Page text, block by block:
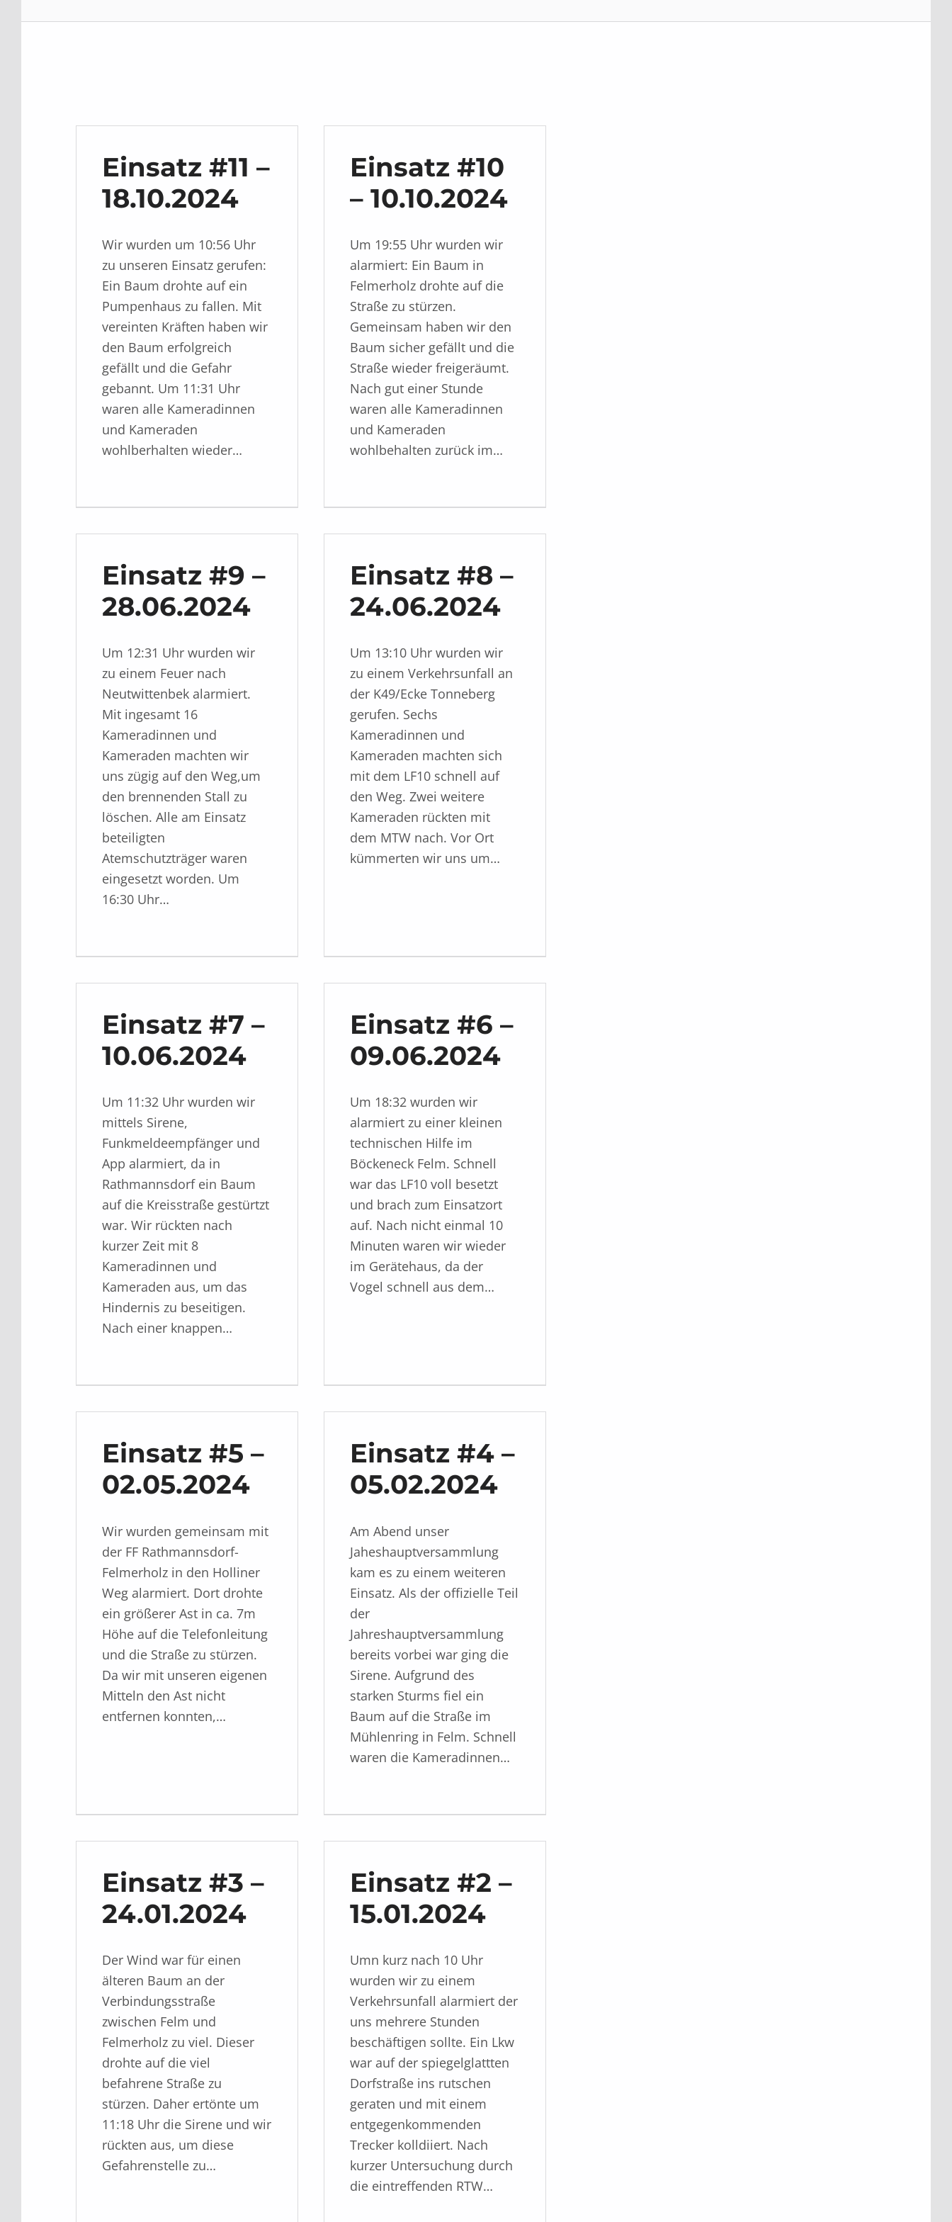
Einsatz #11 –
18.10.2024
Wir wurden um 10:56 Uhr
zu unseren Einsatz gerufen:
Ein Baum drohte auf ein
Pumpenhaus zu fallen. Mit
vereinten Kräften haben wir
den Baum erfolgreich
gefällt und die Gefahr
gebannt. Um 11:31 Uhr
waren alle Kameradinnen
und Kameraden
wohlberhalten wieder…
Einsatz #10
– 10.10.2024
Um 19:55 Uhr wurden wir
alarmiert: Ein Baum in
Felmerholz drohte auf die
Straße zu stürzen.
Gemeinsam haben wir den
Baum sicher gefällt und die
Straße wieder freigeräumt.
Nach gut einer Stunde
waren alle Kameradinnen
und Kameraden
wohlbehalten zurück im…
Einsatz #9 –
28.06.2024
Um 12:31 Uhr wurden wir
zu einem Feuer nach
Neutwittenbek alarmiert.
Mit ingesamt 16
Kameradinnen und
Kameraden machten wir
uns zügig auf den Weg,um
den brennenden Stall zu
löschen. Alle am Einsatz
beteiligten
Atemschutzträger waren
eingesetzt worden. Um
16:30 Uhr…
Einsatz #8 –
24.06.2024
Um 13:10 Uhr wurden wir
zu einem Verkehrsunfall an
der K49/Ecke Tonneberg
gerufen. Sechs
Kameradinnen und
Kameraden machten sich
mit dem LF10 schnell auf
den Weg. Zwei weitere
Kameraden rückten mit
dem MTW nach. Vor Ort
kümmerten wir uns um…
Einsatz #7 –
10.06.2024
Um 11:32 Uhr wurden wir
mittels Sirene,
Funkmeldeempfänger und
App alarmiert, da in
Rathmannsdorf ein Baum
auf die Kreisstraße gestürtzt
war. Wir rückten nach
kurzer Zeit mit 8
Kameradinnen und
Kameraden aus, um das
Hindernis zu beseitigen.
Nach einer knappen…
Einsatz #6 –
09.06.2024
Um 18:32 wurden wir
alarmiert zu einer kleinen
technischen Hilfe im
Böckeneck Felm. Schnell
war das LF10 voll besetzt
und brach zum Einsatzort
auf. Nach nicht einmal 10
Minuten waren wir wieder
im Gerätehaus, da der
Vogel schnell aus dem…
Einsatz #5 –
02.05.2024
Wir wurden gemeinsam mit
der FF Rathmannsdorf-
Felmerholz in den Holliner
Weg alarmiert. Dort drohte
ein größerer Ast in ca. 7m
Höhe auf die Telefonleitung
und die Straße zu stürzen.
Da wir mit unseren eigenen
Mitteln den Ast nicht
entfernen konnten,…
Einsatz #4 –
05.02.2024
Am Abend unser
Jaheshauptversammlung
kam es zu einem weiteren
Einsatz. Als der offizielle Teil
der
Jahreshauptversammlung
bereits vorbei war ging die
Sirene. Aufgrund des
starken Sturms fiel ein
Baum auf die Straße im
Mühlenring in Felm. Schnell
waren die Kameradinnen…
Einsatz #3 –
24.01.2024
Der Wind war für einen
älteren Baum an der
Verbindungsstraße
zwischen Felm und
Felmerholz zu viel. Dieser
drohte auf die viel
befahrene Straße zu
stürzen. Daher ertönte um
11:18 Uhr die Sirene und wir
rückten aus, um diese
Gefahrenstelle zu…
Einsatz #2 –
15.01.2024
Umn kurz nach 10 Uhr
wurden wir zu einem
Verkehrsunfall alarmiert der
uns mehrere Stunden
beschäftigen sollte. Ein Lkw
war auf der spiegelglattten
Dorfstraße ins rutschen
geraten und mit einem
entgegenkommenden
Trecker kolldiiert. Nach
kurzer Untersuchung durch
die eintreffenden RTW…